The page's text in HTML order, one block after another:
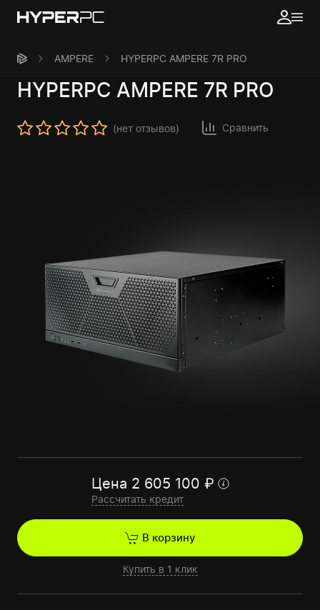
AMPERE HYPERPC AMPERE 7R PRO
HYPERPC AMPERE 7R PRO
(нет отзывов) Сравнить
Цена 2 605 100 ₽
Рассчитать кредит
В корзину
Купить в 1 клик